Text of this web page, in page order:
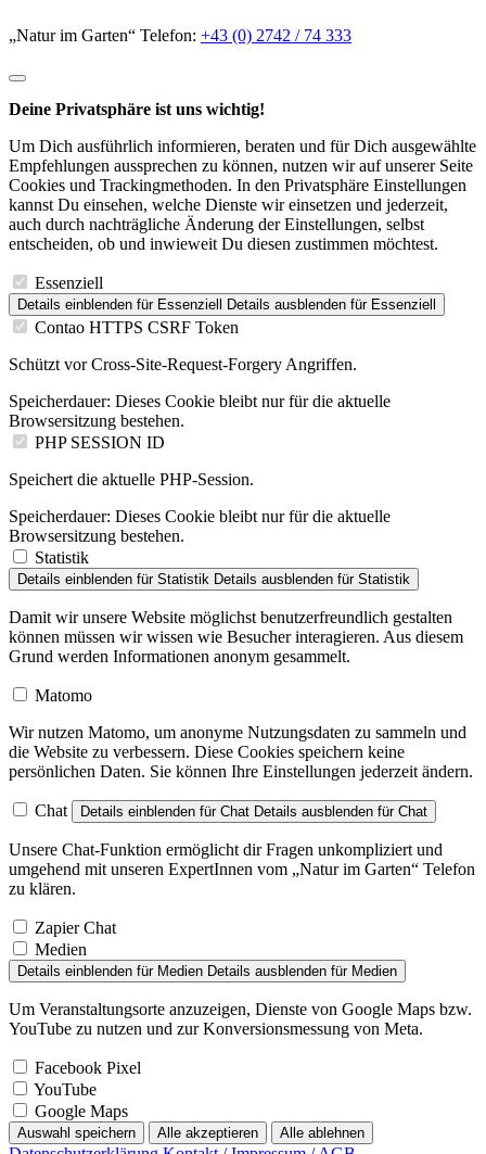
„Natur im Garten“ Telefon: +43 (0) 2742 / 74 333
Deine Privatsphäre ist uns wichtig!
Um Dich ausführlich informieren, beraten und für Dich ausgewählte
Empfehlungen aussprechen zu können, nutzen wir auf unserer Seite
Cookies und Trackingmethoden. In den Privatsphäre Einstellungen
kannst Du einsehen, welche Dienste wir einsetzen und jederzeit,
auch durch nachträgliche Änderung der Einstellungen, selbst
entscheiden, ob und inwieweit Du diesen zustimmen möchtest.
Essenziell
Details einblenden für Essenziell Details ausblenden für Essenziell
Contao HTTPS CSRF Token
Schützt vor Cross-Site-Request-Forgery Angriffen.
Speicherdauer: Dieses Cookie bleibt nur für die aktuelle
Browsersitzung bestehen.
PHP SESSION ID
Speichert die aktuelle PHP-Session.
Speicherdauer: Dieses Cookie bleibt nur für die aktuelle
Browsersitzung bestehen.
Statistik
Details einblenden für Statistik Details ausblenden für Statistik
Damit wir unsere Website möglichst benutzerfreundlich gestalten
können müssen wir wissen wie Besucher interagieren. Aus diesem
Grund werden Informationen anonym gesammelt.
Matomo
Wir nutzen Matomo, um anonyme Nutzungsdaten zu sammeln und
die Website zu verbessern. Diese Cookies speichern keine
persönlichen Daten. Sie können Ihre Einstellungen jederzeit ändern.
Chat Details einblenden für Chat Details ausblenden für Chat
Unsere Chat-Funktion ermöglicht dir Fragen unkompliziert und
umgehend mit unseren ExpertInnen vom „Natur im Garten“ Telefon
zu klären.
Zapier Chat
Medien
Details einblenden für Medien Details ausblenden für Medien
Um Veranstaltungsorte anzuzeigen, Dienste von Google Maps bzw.
YouTube zu nutzen und zur Konversionsmessung von Meta.
Facebook Pixel
YouTube
Google Maps
Auswahl speichern Alle akzeptieren Alle ablehnen